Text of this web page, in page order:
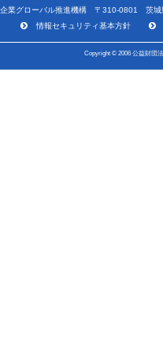
企業グローバル推進機構 〒310-0801 茨
情報セキュリティ基本方針
Copyright © 2006 公益財団